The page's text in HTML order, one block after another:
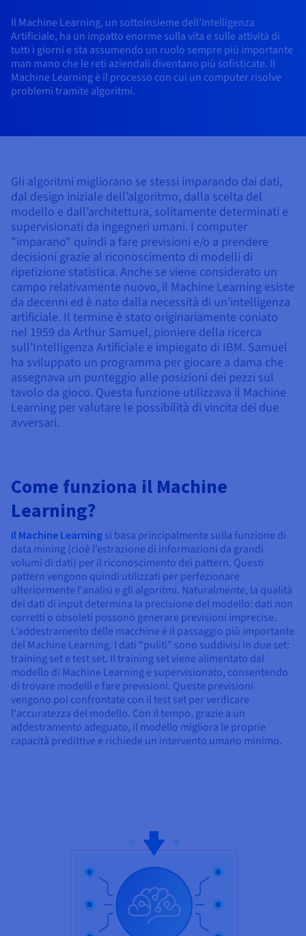
Quantum
Sicurezza
Sviluppatori
Tariffe
Region
Documentazione
Roadmap & Changelog
DISTRIBUIRE IL TRAFFICO
Load Balancer
AI Endpoints - Bases API
AI Endpoints - Batch API
Nvidia H200
Nvidia H100
Nvidia L40S
Nvidia L4
Tutte le GPU →
Tariffe
Disponibilità per Region
Documentazione
Roadmap & Changelog
Managed HSM
Dedicated HSM
Infrastruttura anti-DDoS
Documentazione
Roadmap & Changelog
Disponibilità per Region
Documentazione
Roadmap & Changelog
MCP Server
Tariffe
Disponibilità per Region
Guide e documentazione
Conformità e certificazioni
Roadmap & Changelog
HYCU for OVHcloud
SAP HANA ON OVHCLOUD
SAP HANA on Bare Metal
Documentazione
Roadmap & Changelog
Database gestiti
Containers & Orchestration
Roadmap & Changelog
Cloud Store
Cloud Native
AI & HPC
Cloud ready
Self-Service Portal, API & IaC
IAM & Tenant Management
Governance & Quotas
Osservabilità
Roadmap & Changelog
OVHcloud Connect
CDN Infrastructure
BGP Services
PROTEZIONE E SICUREZZA
Game DDoS Protection
DNSSEC
SSL Gateway
Documentazione
Roadmap & Changelog
Guide e documentazione
Roadmap e Changelog
Rivenditori
UTILIZZI
Resilienza e AZ
Sito web e applicazioni aziendali
Tutti gli utilizzi
Tariffe
OS e licenze
Documentazione
Roadmap & Changelog
Rivenditori
Tutti gli utilizzi
CDN Infrastructure
BGP Services
DNSSEC
SSL Gateway
Documentazione
Roadmap & Changelog
Database aggiuntivi
Opzione Certificati SSL
Opzione CDN
UTILIZZI
Ospitare un sito WordPress
Creare un sito in un clic
Creare un e-commerce
Documentazione
Roadmap & Changelog
Il Machine Learning, un sottoinsieme dell’Intelligenza
Artificiale, ha un impatto enorme sulla vita e sulle attività di
tutti i giorni e sta assumendo un ruolo sempre più importante
man mano che le reti aziendali diventano più sofisticate. Il
Machine Learning è il processo con cui un computer risolve
problemi tramite algoritmi.
Gli algoritmi migliorano se stessi imparando dai dati,
dal design iniziale dell’algoritmo, dalla scelta del
modello e dall’architettura, solitamente determinati e
supervisionati da ingegneri umani. I computer
"imparano" quindi a fare previsioni e/o a prendere
decisioni grazie al riconoscimento di modelli di
ripetizione statistica. Anche se viene considerato un
campo relativamente nuovo, il Machine Learning esiste
da decenni ed è nato dalla necessità di un’intelligenza
artificiale. Il termine è stato originariamente coniato
nel 1959 da Arthur Samuel, pioniere della ricerca
sull'Intelligenza Artificiale e impiegato di IBM. Samuel
ha sviluppato un programma per giocare a dama che
assegnava un punteggio alle posizioni dei pezzi sul
tavolo da gioco. Questa funzione utilizzava il Machine
Learning per valutare le possibilità di vincita dei due
avversari.
Come funziona il Machine
Learning?
Il Machine Learning si basa principalmente sulla funzione di
data mining (cioè l’estrazione di informazioni da grandi
volumi di dati) per il riconoscimento dei pattern. Questi
pattern vengono quindi utilizzati per perfezionare
ulteriormente l'analisi e gli algoritmi. Naturalmente, la qualità
dei dati di input determina la precisione del modello: dati non
corretti o obsoleti possono generare previsioni imprecise.
L’addestramento delle macchine è il passaggio più importante
del Machine Learning. I dati “puliti” sono suddivisi in due set:
training set e test set. Il training set viene alimentato dal
modello di Machine Learning e supervisionato, consentendo
di trovare modelli e fare previsioni. Queste previsioni
vengono poi confrontate con il test set per verificare
l'accuratezza del modello. Con il tempo, grazie a un
addestramento adeguato, il modello migliora le proprie
capacità predittive e richiede un intervento umano minimo.